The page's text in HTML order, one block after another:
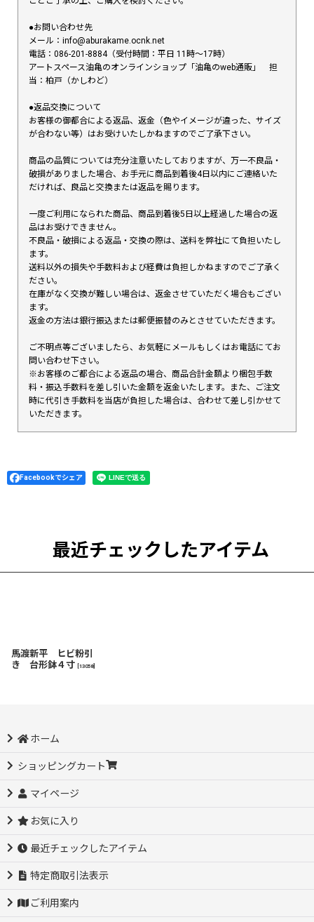
●お問い合わせ先
メール：info@aburakame.ocnk.net
電話：086-201-8884（受付時間：平日 11時〜17時）
アートスペース油亀のオンラインショップ「油亀のweb通販」 担
当：柏戸（かしわど）
●返品交換について
お客様の御都合による返品、返金（色やイメージが違った、サイズ
が合わない等）はお受けいたしかねますのでご了承下さい。
商品の品質については充分注意いたしておりますが、万一不良品・
破損がありました場合、お手元に商品到着後4日以内にご連絡いた
だければ、良品と交換または返品を賜ります。
一度ご利用になられた商品、商品到着後5日以上経過した場合の返
品はお受けできません。
不良品・破損による返品・交換の際は、送料を弊社にて負担いたし
ます。
送料以外の損失や手数料および経費は負担しかねますのでご了承く
ださい。
在庫がなく交換が難しい場合は、返金させていただく場合もござい
ます。
返金の方法は銀行振込または郵便振替のみとさせていただきます。
ご不明点等ございましたら、お気軽にメールもしくはお電話にてお
問い合わせ下さい。
※お客様のご都合による返品の場合、商品合計金額より梱包手数
料・振込手数料を差し引いた金額を返金いたします。また、ご注文
時に代引き手数料を当店が負担した場合は、合わせて差し引かせて
いただきます。
Facebookでシェア
最近チェックしたアイテム
馬渡新平 ヒビ粉引
き 台形鉢４寸
13058]
ホーム
ショッピングカート
マイページ
お気に入り
最近チェックしたアイテム
特定商取引法表示
ご利用案内